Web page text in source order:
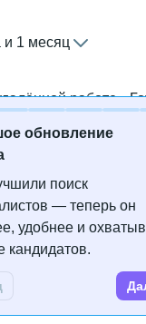
обновление
поиск
— теперь он
удобнее и
кандидатов.
и 1 месяц
работе •
Открыть контакты